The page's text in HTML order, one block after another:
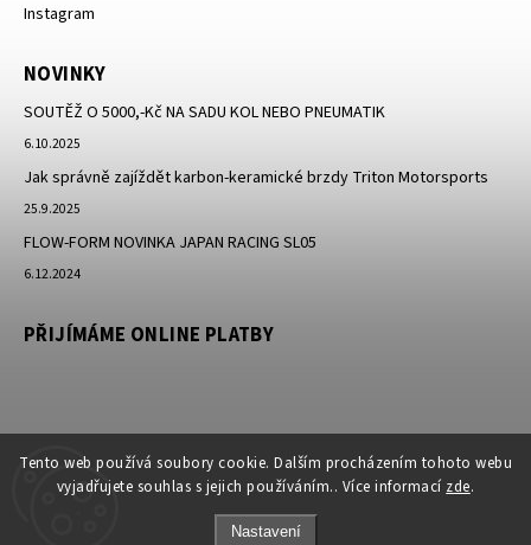
Tento web používá soubory cookie. Dalším procházením tohoto webu
vyjadřujete souhlas s jejich používáním.. Více informací zde.
Nastavení
Instagram
NOVINKY
SOUTĚŽ O 5000,-Kč NA SADU KOL NEBO PNEUMATIK
6.10.2025
Jak správně zajíždět karbon-keramické brzdy Triton Motorsports
25.9.2025
FLOW-FORM NOVINKA JAPAN RACING SL05
6.12.2024
PŘIJÍMÁME ONLINE PLATBY